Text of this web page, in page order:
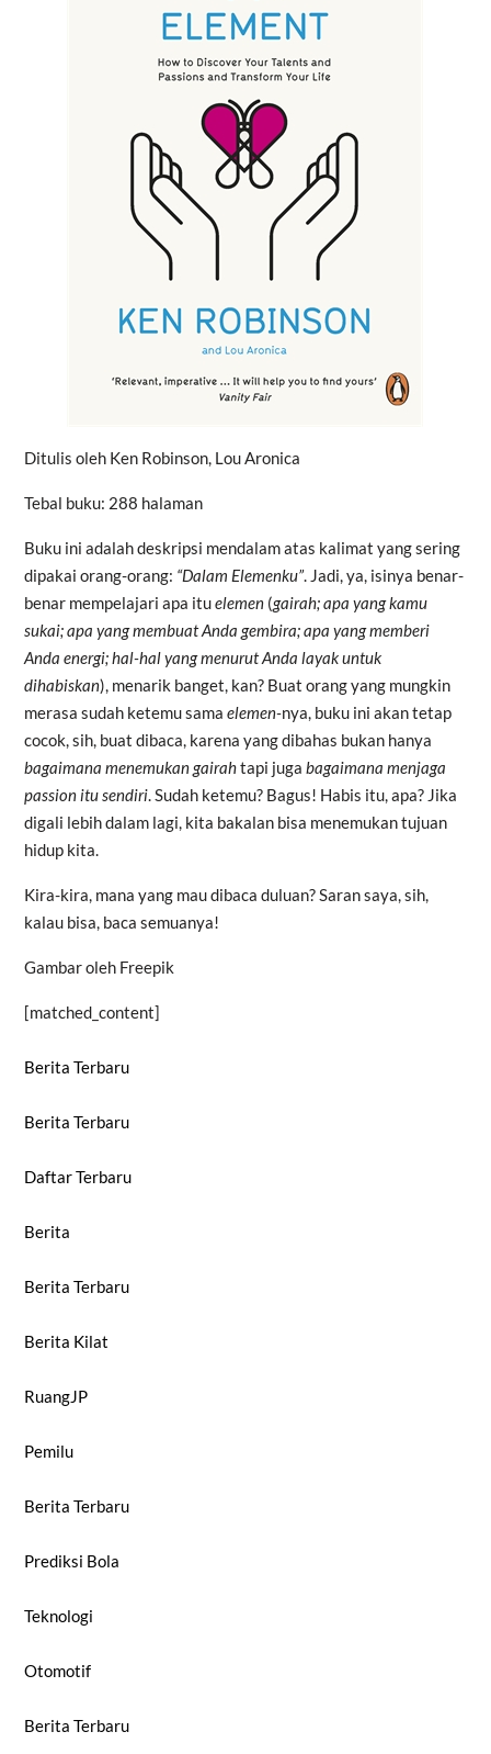
Ditulis oleh Ken Robinson, Lou Aronica
Tebal buku: 288 halaman
Buku ini adalah deskripsi mendalam atas kalimat yang sering
dipakai orang-orang: “Dalam Elemenku”. Jadi, ya, isinya benar-
benar mempelajari apa ituelemen(gairah; apa yang kamu
sukai; apa yang membuat Anda gembira; apa yang memberi
Anda energi; hal-hal yang menurut Anda layak untuk
dihabiskan), menarik banget, kan? Buat orang yang mungkin
merasa sudah ketemu sama elemen-nya, buku ini akan tetap
cocok, sih, buat dibaca, karena yang dibahas bukan hanya
bagaimana menemukan gairahtapi juga bagaimana menjaga
passion itu sendiri. Sudah ketemu? Bagus! Habis itu, apa? Jika
digali lebih dalam lagi, kita bakalan bisa menemukan tujuan
hidup kita.
Kira-kira, mana yang mau dibaca duluan? Saran saya, sih,
kalau bisa, baca semuanya!
Gambar oleh Freepik
[matched_content]
Berita Terbaru
Berita Terbaru
Daftar Terbaru
Berita
Berita Terbaru
Berita Kilat
RuangJP
Pemilu
Berita Terbaru
Prediksi Bola
Teknologi
Otomotif
Berita Terbaru